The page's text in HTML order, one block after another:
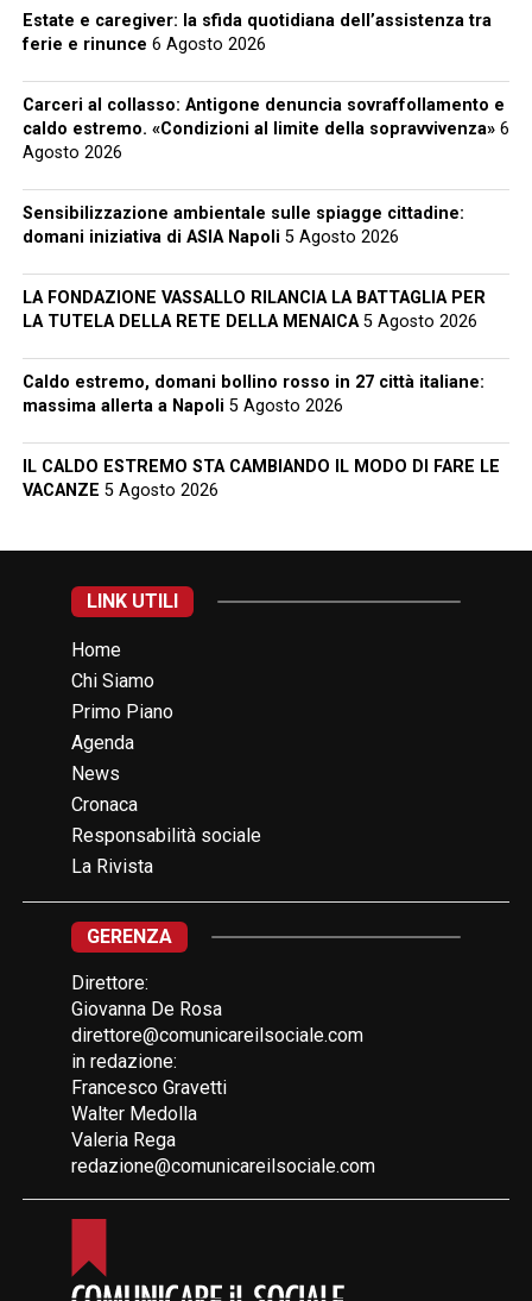
Estate e caregiver: la sfida quotidiana dell’assistenza tra
ferie e rinunce 6 Agosto 2026
Carceri al collasso: Antigone denuncia sovraffollamento e
caldo estremo. «Condizioni al limite della sopravvivenza» 6
Agosto 2026
Sensibilizzazione ambientale sulle spiagge cittadine:
domani iniziativa di ASIA Napoli 5 Agosto 2026
LA FONDAZIONE VASSALLO RILANCIA LA BATTAGLIA PER
LA TUTELA DELLA RETE DELLA MENAICA 5 Agosto 2026
Caldo estremo, domani bollino rosso in 27 città italiane:
massima allerta a Napoli 5 Agosto 2026
IL CALDO ESTREMO STA CAMBIANDO IL MODO DI FARE LE
VACANZE 5 Agosto 2026
LINK UTILI
Home
Chi Siamo
Primo Piano
Agenda
News
Cronaca
Responsabilità sociale
La Rivista
GERENZA
Direttore:
Giovanna De Rosa
direttore@comunicareilsociale.com
in redazione:
Francesco Gravetti
Walter Medolla
Valeria Rega
redazione@comunicareilsociale.com